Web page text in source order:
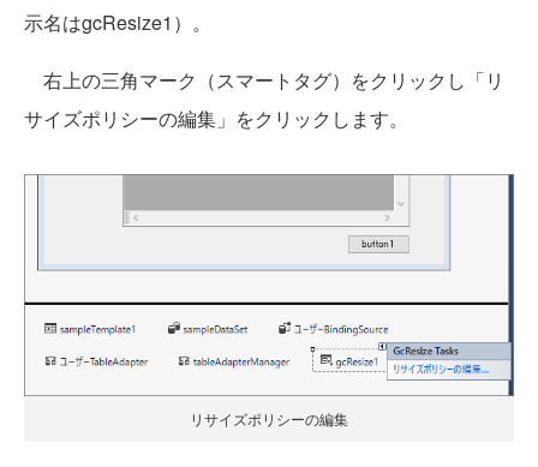
示名はgcResize1）。
右上の三角マーク（スマートタグ）をクリックし「リ
サイズポリシーの編集」をクリックします。
リサイズポリシーの編集